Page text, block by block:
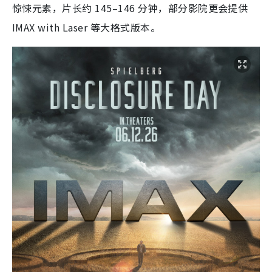
惊悚元素，片长约 145–146 分钟，部分影院更会提供
IMAX with Laser 等大格式版本。